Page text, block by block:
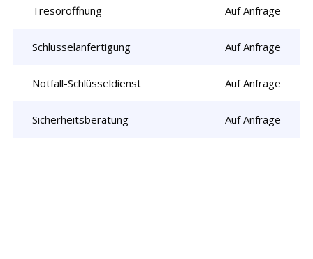
Tresoröffnung Auf Anfrage
Schlüsselanfertigung Auf Anfrage
Notfall-Schlüsseldienst Auf Anfrage
Sicherheitsberatung Auf Anfrage